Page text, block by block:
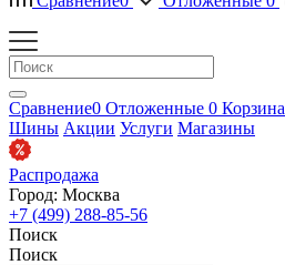
Сравнение0 Отложенные 0 Корзина
Шины Акции Услуги Магазины
Распродажа
Город: Москва
+7 (499) 288-85-56
Поиск
Поиск